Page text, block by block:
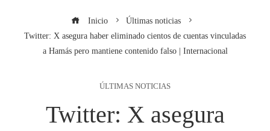
Inicio
Últimas noticias
Twitter: X asegura haber eliminado cientos de cuentas vinculadas
a Hamás pero mantiene contenido falso | Internacional
ÚLTIMAS NOTICIAS
Twitter: X asegura